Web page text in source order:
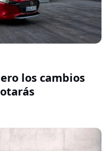
los cambios